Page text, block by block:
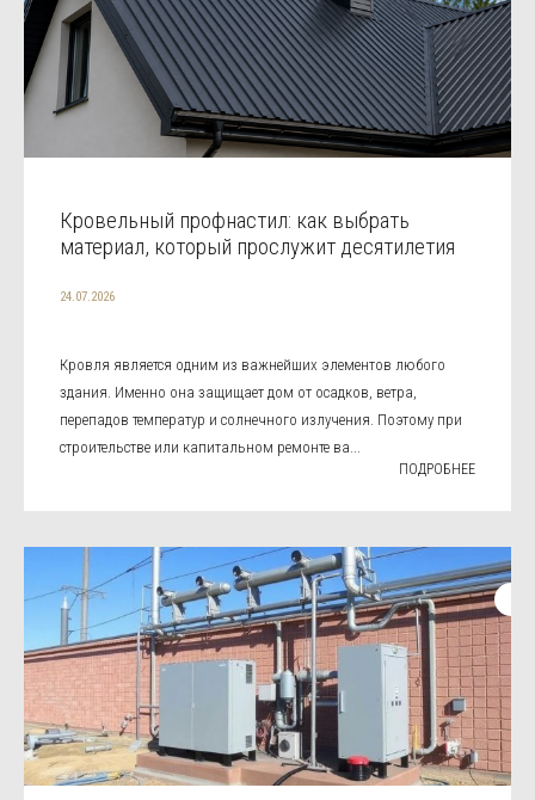
Кровельный профнастил: как выбрать
материал, который прослужит десятилетия
24.07.2026
Кровля является одним из важнейших элементов любого
здания. Именно она защищает дом от осадков, ветра,
перепадов температур и солнечного излучения. Поэтому при
строительстве или капитальном ремонте ва...
ПОДРОБНЕЕ